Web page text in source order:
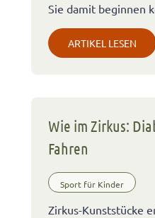
Sie damit beginnen
ARTIKEL LESEN
Wie im Zirkus:
Fahren
Sport für Kinder
Zirkus-Kunststücke